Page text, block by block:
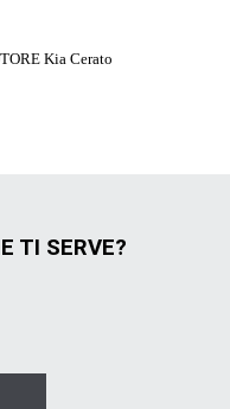
Kia Cerato
TI SERVE?